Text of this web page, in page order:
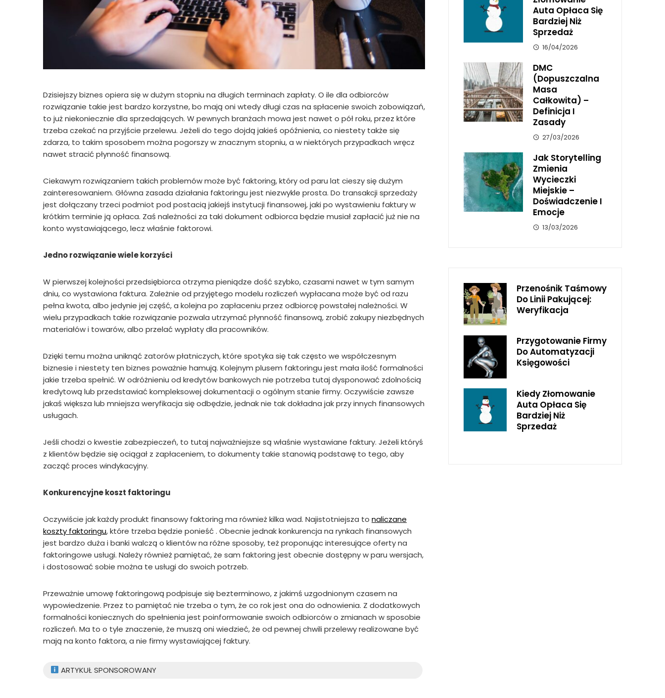
Dzisiejszy biznes opiera się w dużym stopniu na długich terminach zapłaty. O ile dla odbiorców
rozwiązanie takie jest bardzo korzystne, bo mają oni wtedy długi czas na spłacenie swoich zobowiązań,
to już niekoniecznie dla sprzedających. W pewnych branżach mowa jest nawet o pół roku, przez które
trzeba czekać na przyjście przelewu. Jeżeli do tego dojdą jakieś opóźnienia, co niestety także się
zdarza, to takim sposobem można pogorszy w znacznym stopniu, a w niektórych przypadkach wręcz
nawet stracić płynność finansową.
Ciekawym rozwiązaniem takich problemów może być faktoring, który od paru lat cieszy się dużym
zainteresowaniem. Główna zasada działania faktoringu jest niezwykle prosta. Do transakcji sprzedaży
jest dołączany trzeci podmiot pod postacią jakiejś instytucji finansowej, jaki po wystawieniu faktury w
krótkim terminie ją opłaca. Zaś należności za taki dokument odbiorca będzie musiał zapłacić już nie na
konto wystawiającego, lecz właśnie faktorowi.
Jedno rozwiązanie wiele korzyści
W pierwszej kolejności przedsiębiorca otrzyma pieniądze dość szybko, czasami nawet w tym samym
dniu, co wystawiona faktura. Zależnie od przyjętego modelu rozliczeń wypłacana może być od razu
pełna kwota, albo jedynie jej część, a kolejna po zapłaceniu przez odbiorcę powstałej należności. W
wielu przypadkach takie rozwiązanie pozwala utrzymać płynność finansową, zrobić zakupy niezbędnych
materiałów i towarów, albo przelać wypłaty dla pracowników.
Dzięki temu można uniknąć zatorów płatniczych, które spotyka się tak często we współczesnym
biznesie i niestety ten biznes poważnie hamują. Kolejnym plusem faktoringu jest mała ilość formalności
jakie trzeba spełnić. W odróżnieniu od kredytów bankowych nie potrzeba tutaj dysponować zdolnością
kredytową lub przedstawiać kompleksowej dokumentacji o ogólnym stanie firmy. Oczywiście zawsze
jakaś większa lub mniejsza weryfikacja się odbędzie, jednak nie tak dokładna jak przy innych finansowych
usługach.
Jeśli chodzi o kwestie zabezpieczeń, to tutaj najważniejsze są właśnie wystawiane faktury. Jeżeli któryś
z klientów będzie się ociągał z zapłaceniem, to dokumenty takie stanowią podstawę to tego, aby
zacząć proces windykacyjny.
Konkurencyjne koszt faktoringu
Oczywiście jak każdy produkt finansowy faktoring ma również kilka wad. Najistotniejsza to naliczane
koszty faktoringu, które trzeba będzie ponieść . Obecnie jednak konkurencja na rynkach finansowych
jest bardzo duża i banki walczą o klientów na różne sposoby, też proponując interesujące oferty na
faktoringowe usługi. Należy również pamiętać, że sam faktoring jest obecnie dostępny w paru wersjach,
i dostosować sobie można te usługi do swoich potrzeb.
Przeważnie umowę faktoringową podpisuje się bezterminowo, z jakimś uzgodnionym czasem na
wypowiedzenie. Przez to pamiętać nie trzeba o tym, że co rok jest ona do odnowienia. Z dodatkowych
formalności koniecznych do spełnienia jest poinformowanie swoich odbiorców o zmianach w sposobie
rozliczeń. Ma to o tyle znaczenie, że muszą oni wiedzieć, że od pewnej chwili przelewy realizowane być
mają na konto faktora, a nie firmy wystawiającej faktury.
ARTYKUŁ SPONSOROWANY
Auta Opłaca Się
Bardziej Niż
Sprzedaż
16/04/2026
DMC
(dopuszczalna
Masa
Całkowita) –
Definicja I
Zasady
27/03/2026
Jak Storytelling
Zmienia
Wycieczki
Miejskie –
Doświadczenie I
Emocje
13/03/2026
Przenośnik Taśmowy
Do Linii Pakującej:
Weryfikacja
Przygotowanie Firmy
Do Automatyzacji
Księgowości
Kiedy Złomowanie
Auta Opłaca Się
Bardziej Niż
Sprzedaż